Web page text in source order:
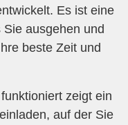
Es ist eine
ausgehen und
beste Zeit und
zeigt ein
auf der Sie